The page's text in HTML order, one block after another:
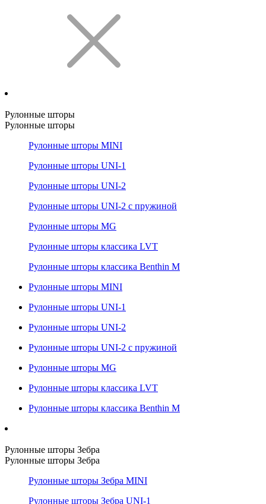
Рулонные шторы
Рулонные шторы
Рулонные шторы MINI
Рулонные шторы UNI-1
Рулонные шторы UNI-2
Рулонные шторы UNI-2 с пружиной
Рулонные шторы MG
Рулонные шторы классика LVT
Рулонные шторы классика Benthin M
Рулонные шторы MINI
Рулонные шторы UNI-1
Рулонные шторы UNI-2
Рулонные шторы UNI-2 с пружиной
Рулонные шторы MG
Рулонные шторы классика LVT
Рулонные шторы классика Benthin M
Рулонные шторы Зебра
Рулонные шторы Зебра
Рулонные шторы Зебра MINI
Рулонные шторы Зебра UNI-1